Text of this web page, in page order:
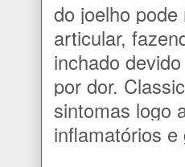
do joelho
articular,
inchado
por dor.
sintomas logo
inflamatórios e